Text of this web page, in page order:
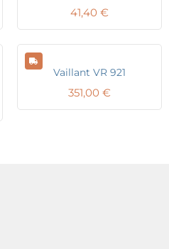
41,40 €
Vaillant VR 921
351,00 €